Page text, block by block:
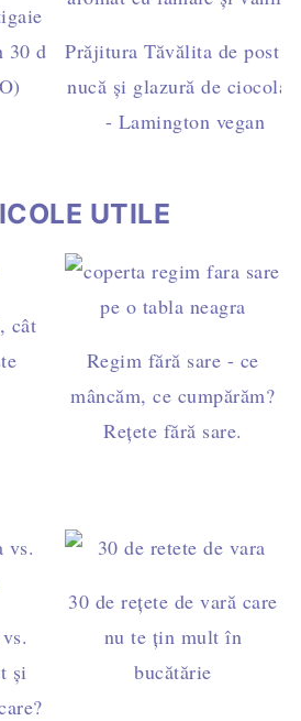
–
de
Prăjitura Tăvălita de post
nucă și glazură de
- Lamington vegan
UTILE
cât
Regim fără sare - ce
mâncăm, ce cumpărăm?
Rețete fără sare.
și
30 de rețete de vară care
nu te țin mult în
bucătărie